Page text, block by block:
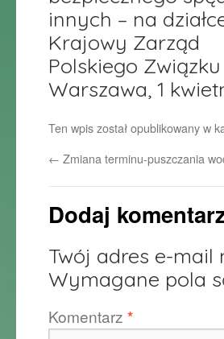
innych – na
Krajowy Zarząd
Polskiego
Warszawa, 1
Ten wpis został opublikowany w
← Zmiana terminu-puszczania
Dodaj
Twój adres e-mail
Wymagane pola
Komentarz *